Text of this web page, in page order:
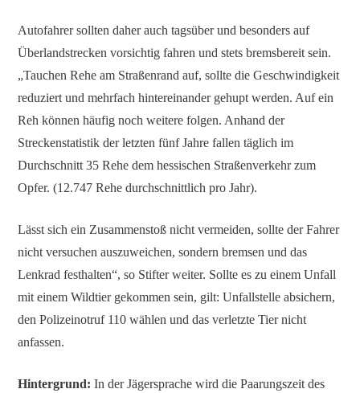
Autofahrer sollten daher auch tagsüber und besonders auf
Überlandstrecken vorsichtig fahren und stets bremsbereit sein.
„Tauchen Rehe am Straßenrand auf, sollte die Geschwindigkeit
reduziert und mehrfach hintereinander gehupt werden. Auf ein
Reh können häufig noch weitere folgen. Anhand der
Streckenstatistik der letzten fünf Jahre fallen täglich im
Durchschnitt 35 Rehe dem hessischen Straßenverkehr zum
Opfer. (12.747 Rehe durchschnittlich pro Jahr).
Lässt sich ein Zusammenstoß nicht vermeiden, sollte der Fahrer
nicht versuchen auszuweichen, sondern bremsen und das
Lenkrad festhalten“, so Stifter weiter. Sollte es zu einem Unfall
mit einem Wildtier gekommen sein, gilt: Unfallstelle absichern,
den Polizeinotruf 110 wählen und das verletzte Tier nicht
anfassen.
Hintergrund: In der Jägersprache wird die Paarungszeit des